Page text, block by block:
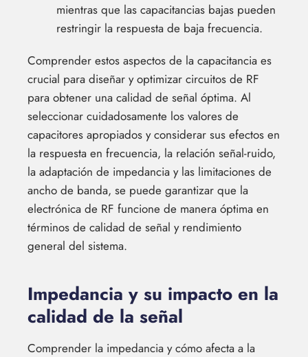
mientras que las capacitancias bajas pueden
restringir la respuesta de baja frecuencia.
Comprender estos aspectos de la capacitancia es
crucial para diseñar y optimizar circuitos de RF
para obtener una calidad de señal óptima. Al
seleccionar cuidadosamente los valores de
capacitores apropiados y considerar sus efectos en
la respuesta en frecuencia, la relación señal-ruido,
la adaptación de impedancia y las limitaciones de
ancho de banda, se puede garantizar que la
electrónica de RF funcione de manera óptima en
términos de calidad de señal y rendimiento
general del sistema.
Impedancia y su impacto en la
calidad de la señal
Comprender la impedancia y cómo afecta a la